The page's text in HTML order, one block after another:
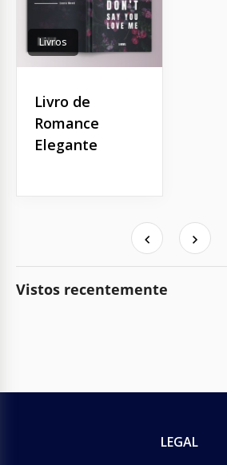
Livros
Livro de
Romance
Elegante
Vistos recentemente
LEGAL